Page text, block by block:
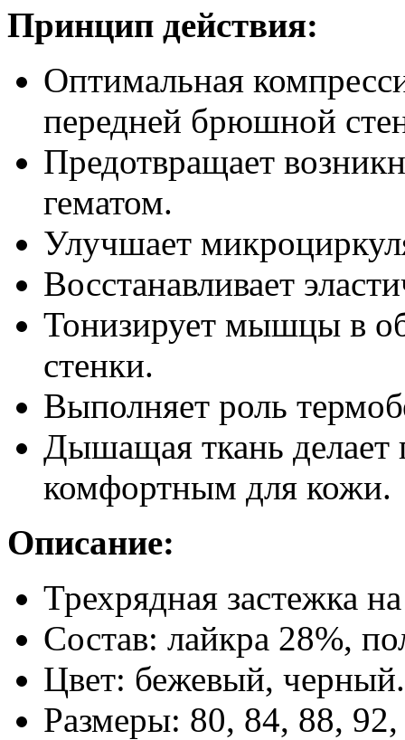
Принцип действия:
Оптимальная
передней брюшной
Предотвращает
гематом.
Улучшает
Восстанавливает
Тонизирует мышцы в
стенки.
Выполняет роль
Дышащая ткань делает
комфортным для кожи.
Описание:
Трехрядная застежка
Состав: лайкра 28%,
Цвет: бежевый, черный.
Размеры: 80, 84, 88,